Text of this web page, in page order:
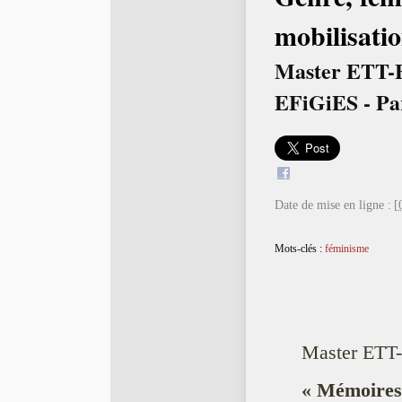
Master ETT-
EFiGiES -
Date de mise en ligne :
Mots-clés : féminisme
Master
«